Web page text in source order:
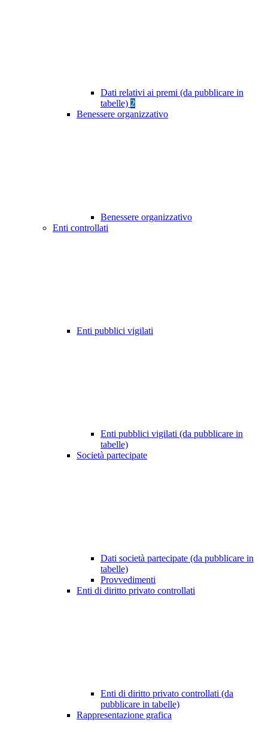
Dati relativi ai premi (da pubblicare in
tabelle) 2
Benessere organizzativo
Benessere organizzativo
Enti controllati
Enti pubblici vigilati
Enti pubblici vigilati (da pubblicare in
tabelle)
Società partecipate
Dati società partecipate (da pubblicare in
tabelle)
Provvedimenti
Enti di diritto privato controllati
Enti di diritto privato controllati (da
pubblicare in tabelle)
Rappresentazione grafica